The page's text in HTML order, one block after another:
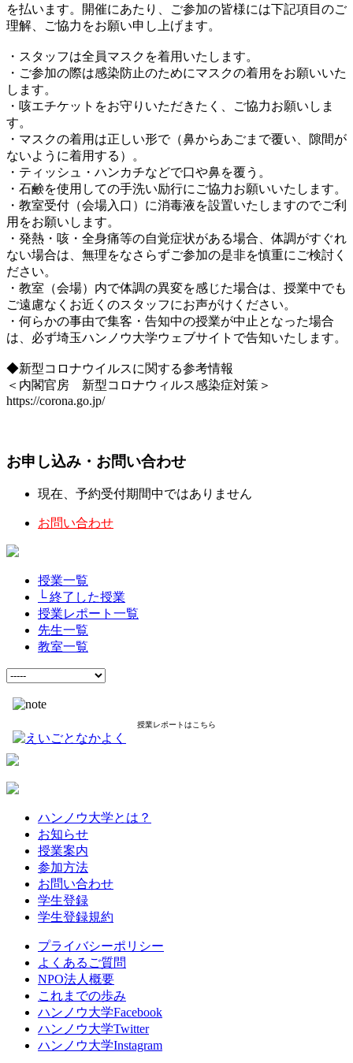
を払います。開催にあたり、ご参加の皆様には下記項目のご
理解、ご協力をお願い申し上げます。
・スタッフは全員マスクを着用いたします。
・ご参加の際は感染防止のためにマスクの着用をお願いいた
します。
・咳エチケットをお守りいただきたく、ご協力お願いしま
す。
・マスクの着用は正しい形で（鼻からあごまで覆い、隙間が
ないように着用する）。
・ティッシュ・ハンカチなどで口や鼻を覆う。
・石鹸を使用しての手洗い励行にご協力お願いいたします。
・教室受付（会場入口）に消毒液を設置いたしますのでご利
用をお願いします。
・発熱・咳・全身痛等の自覚症状がある場合、体調がすぐれ
ない場合は、無理をなさらずご参加の是非を慎重にご検討く
ださい。
・教室（会場）内で体調の異変を感じた場合は、授業中でも
ご遠慮なくお近くのスタッフにお声がけください。
・何らかの事由で集客・告知中の授業が中止となった場合
は、必ず埼玉ハンノウ大学ウェブサイトで告知いたします。
◆新型コロナウイルスに関する参考情報
＜内閣官房 新型コロナウィルス感染症対策＞
https://corona.go.jp/
お申し込み・お問い合わせ
現在、予約受付期間中ではありません
お問い合わせ
授業一覧
└ 終了した授業
授業レポート一覧
先生一覧
教室一覧
授業レポートはこちら
ハンノウ大学とは？
お知らせ
授業案内
参加方法
お問い合わせ
学生登録
学生登録規約
プライバシーポリシー
よくあるご質問
NPO法人概要
これまでの歩み
ハンノウ大学Facebook
ハンノウ大学Twitter
ハンノウ大学Instagram